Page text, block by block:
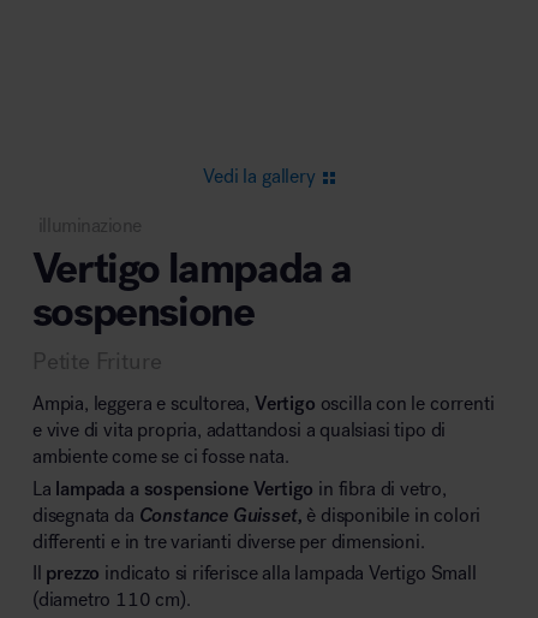
Area lounge e attesa
Area outdoor
Vedi la gallery
illuminazione
Vertigo lampada a
sospensione
Petite Friture
Ampia, leggera e scultorea, Vertigo oscilla con le correnti
e vive di vita propria, adattandosi a qualsiasi tipo di
ambiente come se ci fosse nata.
La lampada a sospensione Vertigo in fibra di vetro,
disegnata da Constance Guisset, è disponibile in colori
differenti e in tre varianti diverse per dimensioni.
prezzo indicato si riferisce alla lampada Vertigo Small
(diametro 110 cm).